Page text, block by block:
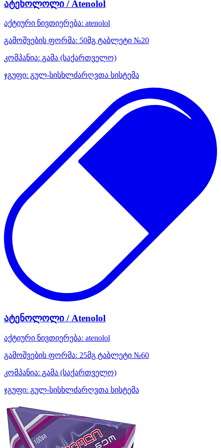
ატენოლოლი / Atenolol
აქტიური ნივთიერება: atenolol
გამოშვების ფორმა: 50მგ ტაბლეტი №20
კომპანია: გამა (საქართველო)
ჯგუფი: გულ-სისხლძარღვთა სისტემა
ატენოლოლი / Atenolol
აქტიური ნივთიერება: atenolol
გამოშვების ფორმა: 25მგ ტაბლეტი №60
კომპანია: გამა (საქართველო)
ჯგუფი: გულ-სისხლძარღვთა სისტემა